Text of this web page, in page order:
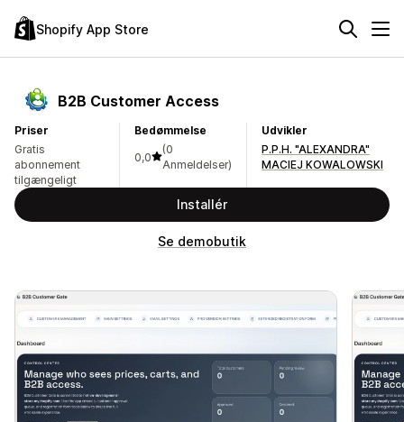
Shopify App Store
B2B Customer Access
Priser
Gratis
abonnement
tilgængeligt
Bedømmelse
0,0
(0
Anmeldelser)
Udvikler
P.P.H. "ALEXANDRA"
MACIEJ KOWALOWSKI
Installér
Se demobutik